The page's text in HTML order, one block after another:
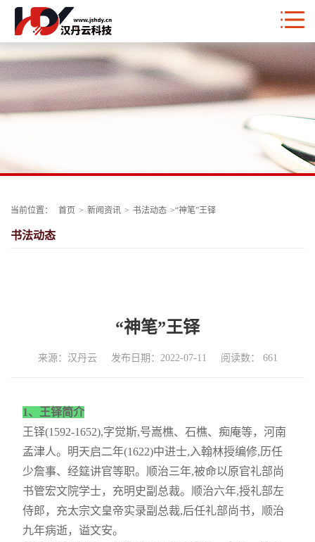
当前位置： 首页 > 新闻资讯 > 书法动态 >“神笔”王铎
书法动态
“神笔”王铎
来源：汉丹云 发布日期：2022-07-11 阅读数： 661
1、 王铎简介
王铎(1592-1652),字觉斯,号嵩樵、石樵、痴庵等，河南
孟津人。明天启二年(1622)中进士,入翰林授编修,历任
少詹事、经筵讲官等职。顺治三年,被命以原官礼部尚
书管宏文院学士，充明史副总裁。顺治六年,授礼部左
侍郎，充太宗文皇帝实录副总裁,后任礼部尚书，顺治
九年病逝，谥文安。